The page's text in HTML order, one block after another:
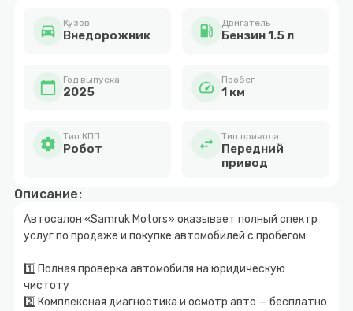
directions_car Кузов
Внедорожник local_gas_station Двигатель
Бензин 1.5 л
calendar_today Год выпуска
2025 speed Пробег
1 км
settings Тип КПП
Робот swap_horiz Тип привода
Передний
привод
Описание:
Автосалон «Samruk Motors» оказывает полный спектр
услуг по продаже и покупке автомобилей с пробегом:
1️⃣ Полная проверка автомобиля на юридическую
чистоту
2️⃣ Комплексная диагностика и осмотр авто — бесплатно